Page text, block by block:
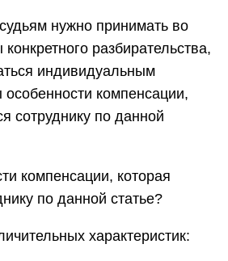
нужно принимать во
разбирательства,
индивидуальным
компенсации,
сотруднику по данной
компенсации, которая
по данной статье?
характеристик: